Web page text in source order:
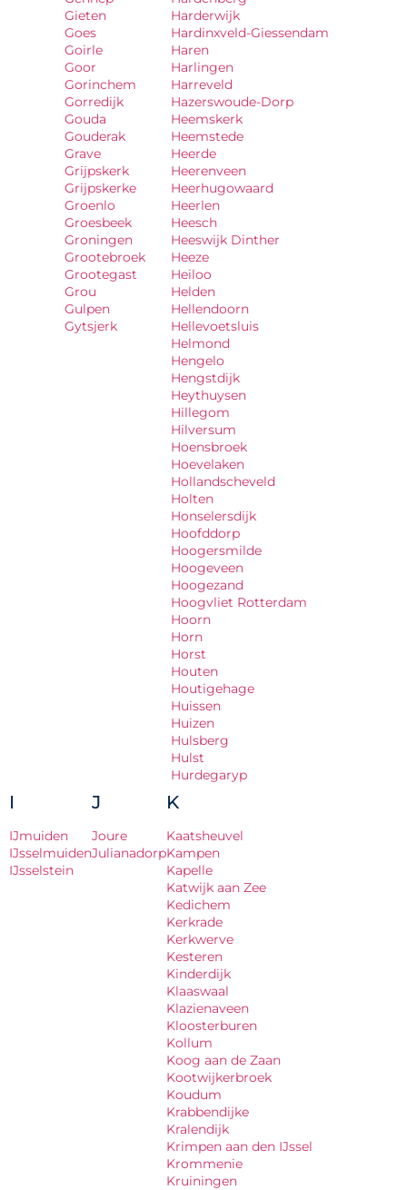
Gieten
Goes
Goirle
Goor
Gorinchem
Gorredijk
Gouda
Gouderak
Grave
Grijpskerk
Grijpskerke
Groenlo
Groesbeek
Groningen
Grootebroek
Grootegast
Grou
Gulpen
Gytsjerk
Harderwijk
Hardinxveld-Giessendam
Haren
Harlingen
Harreveld
Hazerswoude-Dorp
Heemskerk
Heemstede
Heerde
Heerenveen
Heerhugowaard
Heerlen
Heesch
Heeswijk Dinther
Heeze
Heiloo
Helden
Hellendoorn
Hellevoetsluis
Helmond
Hengelo
Hengstdijk
Heythuysen
Hillegom
Hilversum
Hoensbroek
Hoevelaken
Hollandscheveld
Holten
Honselersdijk
Hoofddorp
Hoogersmilde
Hoogeveen
Hoogezand
Hoogvliet Rotterdam
Hoorn
Horn
Horst
Houten
Houtigehage
Huissen
Huizen
Hulsberg
Hulst
Hurdegaryp
I
IJmuiden
IJsselmuiden
IJsselstein
J
Joure
Julianadorp
K
Kaatsheuvel
Kampen
Kapelle
Katwijk aan Zee
Kedichem
Kerkrade
Kerkwerve
Kesteren
Kinderdijk
Klaaswaal
Klazienaveen
Kloosterburen
Kollum
Koog aan de Zaan
Kootwijkerbroek
Koudum
Krabbendijke
Kralendijk
Krimpen aan den IJssel
Krommenie
Kruiningen